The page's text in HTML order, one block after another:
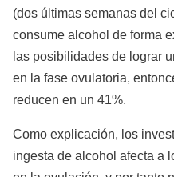
(dos últimas semanas del
consume alcohol de forma
las posibilidades de lograr
en la fase ovulatoria,
reducen en un 41%.
Como explicación, los
ingesta de alcohol afecta a